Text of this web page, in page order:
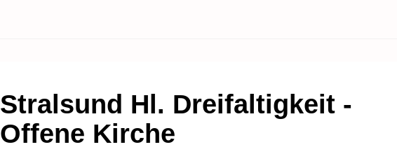
Stralsund Hl. Dreifaltigkeit -
Offene Kirche